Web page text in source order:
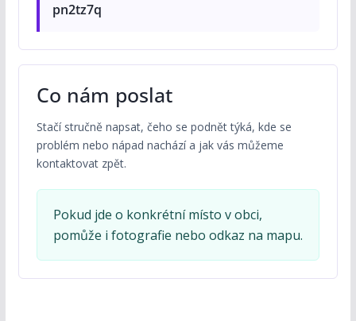
pn2tz7q
Co nám poslat
Stačí stručně napsat, čeho se podnět týká, kde se
problém nebo nápad nachází a jak vás můžeme
kontaktovat zpět.
Pokud jde o konkrétní místo v obci,
pomůže i fotografie nebo odkaz na mapu.